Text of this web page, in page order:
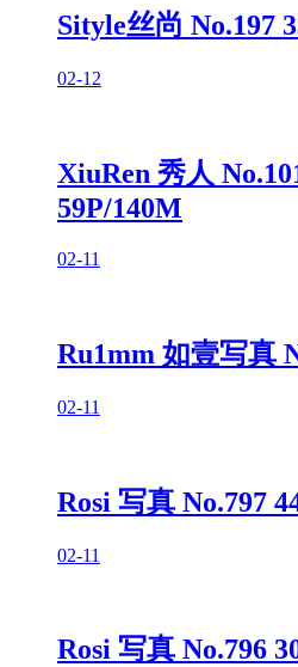
Sityle丝尚 No.197
02-12
XiuRen 秀人
59P/140M
02-11
Ru1mm 如壹写真
02-11
Rosi 写真 No.797
02-11
Rosi 写真 No.796